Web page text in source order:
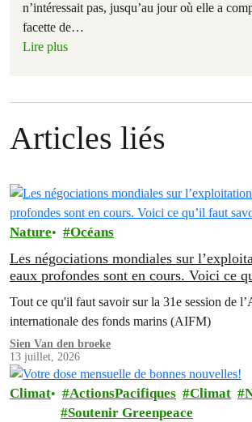
n’intéressait pas, jusqu’au jour où elle a
facette de…
Lire plus
Articles liés
Nature Océans
Les négociations mondiales sur
eaux profondes sont en cours. Voici ce
Tout ce qu'il faut savoir sur la 31e session de
internationale des fonds marins (AIFM)
Sien Van den broeke
13 juillet, 2026
Climat ActionsPacifiques Climat
Soutenir Greenpeace